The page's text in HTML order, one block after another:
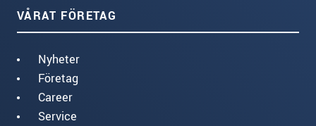
VÅRAT FÖRETAG
Nyheter
Företag
Career
Service